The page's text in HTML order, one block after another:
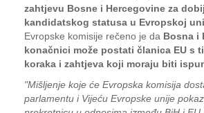
zahtjevu Bosne i Hercegovine za
kandidatskog statusa u Evropskoj
Evropske komisije rečeno je da Bosna i
konačnici može postati članica EU s
koraka i zahtjeva koji moraju biti
"Mišljenje koje će Evropska komisija
parlamentu i Vijeću Evropske unije